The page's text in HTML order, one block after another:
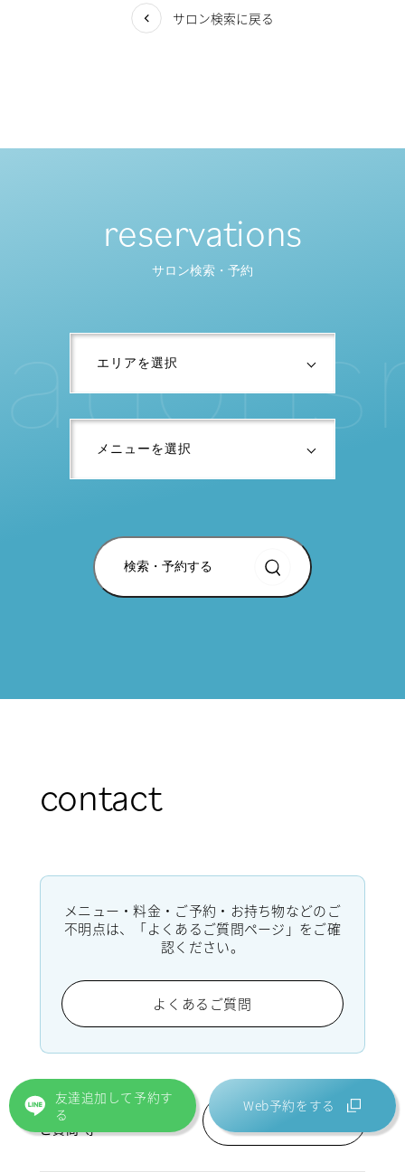
サロン検索に戻る
reservations
サロン検索・予約
検索・予約する
tionsr
contact
メニュー・料金・ご予約・お持ち物などのご
不明点は、「よくあるご質問ページ」をご確
認ください。
よくあるご質問
ご利用前のご不明点や
ご質問 等
友達追加して予約す
る
Web予約をする